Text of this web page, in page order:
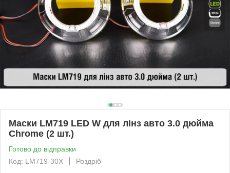
Маски LM719 LED W для лінз авто 3.0 дюйма
Chrome (2 шт.)
Готово до відправки
Код: LM719-30X
Роздріб